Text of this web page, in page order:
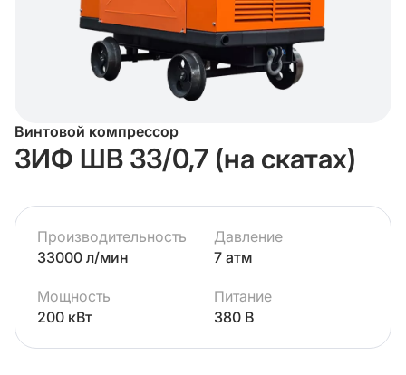
Винтовой компрессор
ЗИФ ШВ 33/0,7 (на скатах)
Производительность
33000 л/мин
Давление
7 атм
Мощность
200 кВт
Питание
380 В